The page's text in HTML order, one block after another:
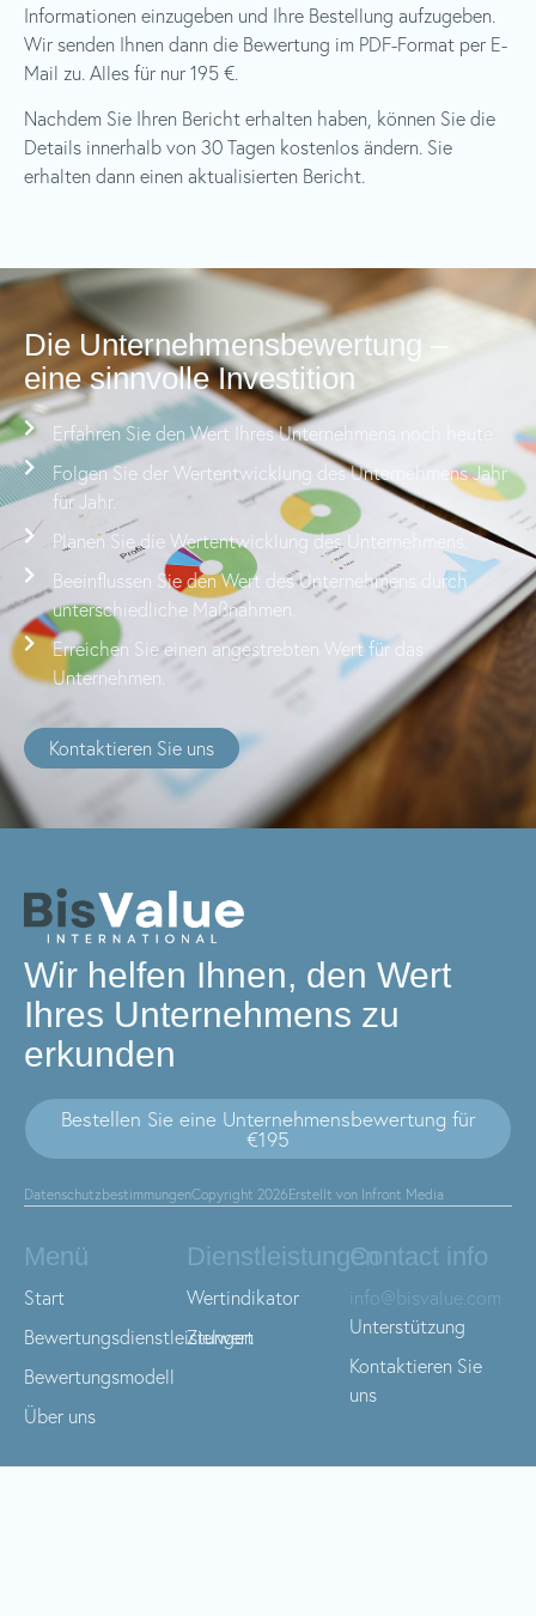
Informationen einzugeben und Ihre Bestellung aufzugeben.
Wir senden Ihnen dann die Bewertung im PDF-Format per E-
Mail zu. Alles für nur 195 €.
Nachdem Sie Ihren Bericht erhalten haben, können Sie die
Details innerhalb von 30 Tagen kostenlos ändern. Sie
erhalten dann einen aktualisierten Bericht.
Die Unternehmensbewertung –
eine sinnvolle Investition
Erfahren Sie den Wert Ihres Unternehmens noch heute
Folgen Sie der Wertentwicklung des Unternehmens Jahr
für Jahr.
Planen Sie die Wertentwicklung des Unternehmens.
Beeinflussen Sie den Wert des Unternehmens durch
unterschiedliche Maßnahmen.
Erreichen Sie einen angestrebten Wert für das
Unternehmen.
Kontaktieren Sie uns
Wir helfen Ihnen, den Wert
Ihres Unternehmens zu
erkunden
Bestellen Sie eine Unternehmensbewertung für
€195
DatenschutzbestimmungenCopyright 2026Erstellt von Infront Media
Menü
Start
Bewertungsdienstleistungen
Bewertungsmodell
Über uns
Dienstleistungen
Wertindikator
Zielwert
Contact info
info@bisvalue.com
Unterstützung
Kontaktieren Sie
uns